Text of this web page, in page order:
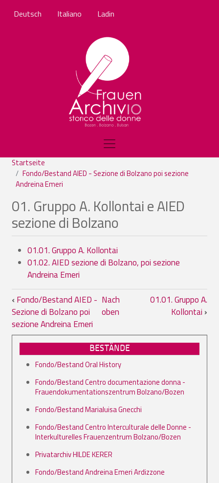
Deutsch Italiano Ladin
Startseite
Fondo/Bestand AIED - Sezione di Bolzano poi sezione
Andreina Emeri
01. Gruppo A. Kollontai e AIED
sezione di Bolzano
01.01. Gruppo A. Kollontai
01.02. AIED sezione di Bolzano, poi sezione
Andreina Emeri
Links für das Blättern im Buch 01.
‹ Fondo/Bestand AIED -
Sezione di Bolzano poi
sezione Andreina Emeri
Nach
oben
01.01. Gruppo A.
Kollontai ›
BESTÄNDE
Fondo/Bestand Oral History
Fondo/Bestand Centro documentazione donna -
Frauendokumentationszentrum Bolzano/Bozen
Fondo/Bestand Marialuisa Gnecchi
Fondo/Bestand Centro Interculturale delle Donne -
Interkulturelles Frauenzentrum Bolzano/Bozen
Privatarchiv HILDE KERER
Fondo/Bestand Andreina Emeri Ardizzone